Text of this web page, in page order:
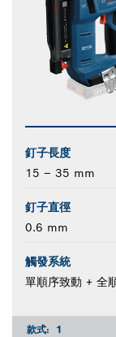
釘子長度
15 – 35 mm
釘子直徑
0.6 mm
觸發系統
單順序致動 + 全
款式: 1